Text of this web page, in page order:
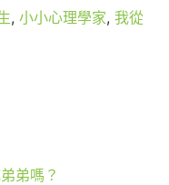
, 小小心理學家, 我從
弟嗎？